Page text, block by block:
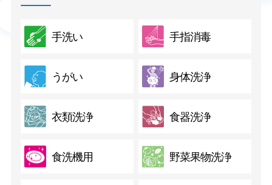
手洗い 手指消毒
うがい 身体洗浄
衣類洗浄 食器洗浄
食洗機用 野菜果物洗浄